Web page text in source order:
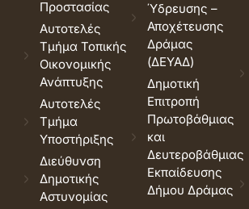
Προστασίας
Αυτοτελές
Τμήμα Τοπικής
Οικονομικής
Ανάπτυξης
Αυτοτελές
Τμήμα
Υποστήριξης
Διεύθυνση
Δημοτικής
Αστυνομίας
Ύδρευσης –
Αποχέτευσης
Δράμας
(ΔΕΥΑΔ)
Δημοτική
Επιτροπή
Πρωτοβάθμιας
και
Δευτεροβάθμιας
Εκπαίδευσης
Δήμου Δράμας